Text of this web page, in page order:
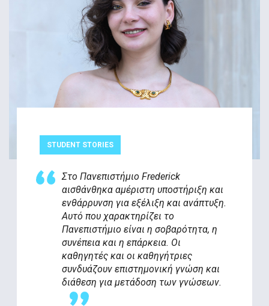
STUDENT STORIES
Στο Πανεπιστήμιο Frederick
αισθάνθηκα αμέριστη υποστήριξη και
ενθάρρυνση για εξέλιξη και ανάπτυξη.
Αυτό που χαρακτηρίζει το
Πανεπιστήμιο είναι η σοβαρότητα, η
συνέπεια και η επάρκεια. Οι
καθηγητές και οι καθηγήτριες
συνδυάζουν επιστημονική γνώση και
διάθεση για μετάδοση των γνώσεων.